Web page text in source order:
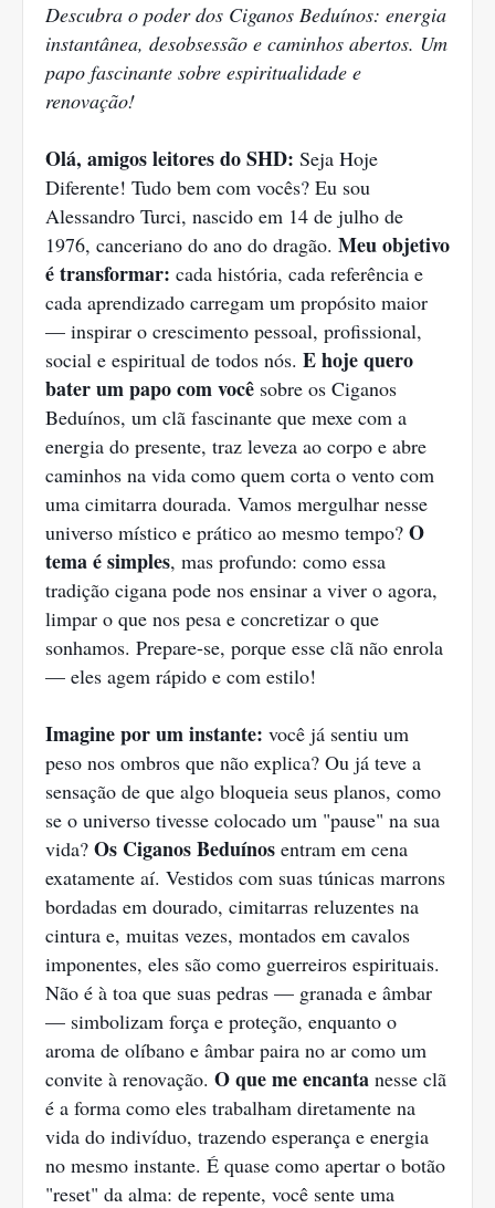
Descubra o poder dos Ciganos Beduínos: energia
instantânea, desobsessão e caminhos abertos. Um
papo fascinante sobre espiritualidade e
renovação!
Olá, amigos leitores do SHD: Seja Hoje
Diferente! Tudo bem com vocês? Eu sou
Alessandro Turci, nascido em 14 de julho de
1976, canceriano do ano do dragão. Meu objetivo
é transformar: cada história, cada referência e
cada aprendizado carregam um propósito maior
— inspirar o crescimento pessoal, profissional,
social e espiritual de todos nós. E hoje quero
bater um papo com você sobre os Ciganos
Beduínos, um clã fascinante que mexe com a
energia do presente, traz leveza ao corpo e abre
caminhos na vida como quem corta o vento com
uma cimitarra dourada. Vamos mergulhar nesse
universo místico e prático ao mesmo tempo? O
tema é simples, mas profundo: como essa
tradição cigana pode nos ensinar a viver o agora,
limpar o que nos pesa e concretizar o que
sonhamos. Prepare-se, porque esse clã não enrola
— eles agem rápido e com estilo!
Imagine por um instante: você já sentiu um
peso nos ombros que não explica? Ou já teve a
sensação de que algo bloqueia seus planos, como
se o universo tivesse colocado um "pause" na sua
vida? Os Ciganos Beduínos entram em cena
exatamente aí. Vestidos com suas túnicas marrons
bordadas em dourado, cimitarras reluzentes na
cintura e, muitas vezes, montados em cavalos
imponentes, eles são como guerreiros espirituais.
Não é à toa que suas pedras — granada e âmbar
— simbolizam força e proteção, enquanto o
aroma de olíbano e âmbar paira no ar como um
convite à renovação. O que me encanta nesse clã
é a forma como eles trabalham diretamente na
vida do indivíduo, trazendo esperança e energia
no mesmo instante. É quase como apertar o botão
"reset" da alma: de repente, você sente uma